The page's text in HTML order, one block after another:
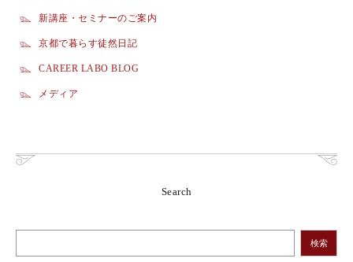
新講座・セミナーのご案内
京都で暮らす徒然日記
CAREER LABO BLOG
メディア
Search
検索